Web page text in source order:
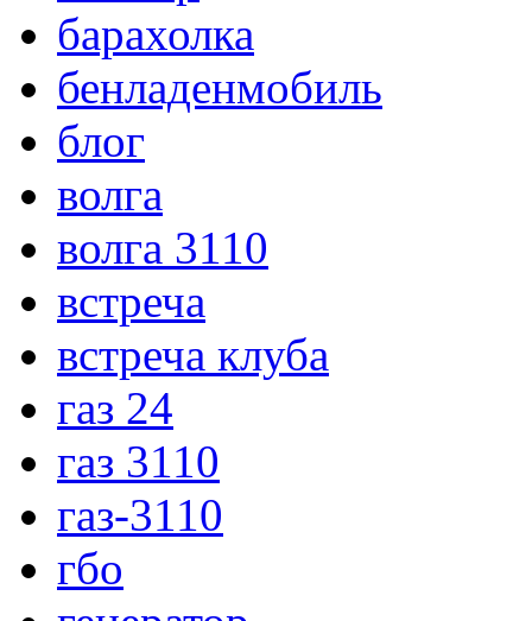
барахолка
бенладенмобиль
блог
волга
волга 3110
встреча
встреча клуба
газ 24
газ 3110
газ-3110
гбо